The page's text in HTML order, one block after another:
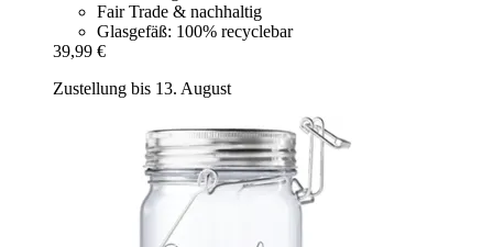
Fair Trade & nachhaltig
Glasgefäß: 100% recyclebar
39,99 €
Zustellung bis 13. August